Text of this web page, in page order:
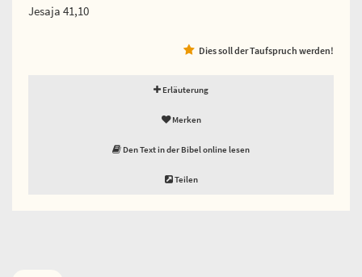
Jesaja 41,10
Dies soll der Taufspruch werden!
Erläuterung
Merken
Den Text in der Bibel online lesen
Teilen